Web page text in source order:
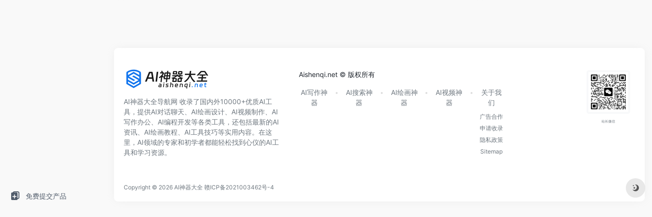
免费提交产品
AI神器大全导航网 收录了国内外10000+优质AI工
具，提供AI对话聊天、AI绘画设计、AI视频制作、AI
写作办公、AI编程开发等各类工具，还包括最新的AI
资讯、AI绘画教程、AI工具技巧等实用内容。在这
里，AI领域的专家和初学者都能轻松找到心仪的AI工
具和学习资源。
Aishenqi.net © 版权所有
AI写作神
器
AI搜索神
器
AI绘画神
器
AI视频神
器
关于我
们
广告合作
申请收录
隐私政策
Sitemap
站长微信
Copyright © 2026 AI神器大全 赣ICP备2021003462号-4